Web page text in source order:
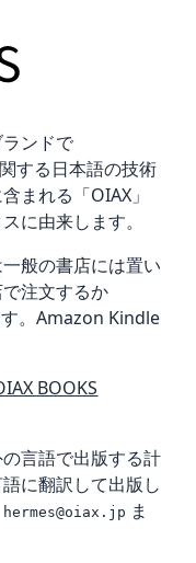
ンドで
する日本語の技術
まれる「OIAX」
に由来します。
般の書店には置い
注文するか
。Amazon Kindle
BOOKS
言語で出版する計
に翻訳して出版し
hermes@oiax.jp ま